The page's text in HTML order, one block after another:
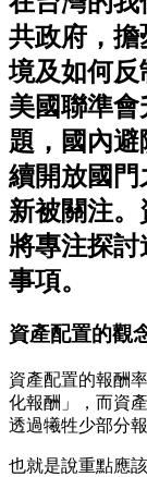
共政府，
境及如何
美國聯準會
題，國內
續開放國
新被關注
將專注探
事項。
資產配置的觀
資產配置的報酬
化報酬」，而資
透過犧牲少部分
也就是說重點應